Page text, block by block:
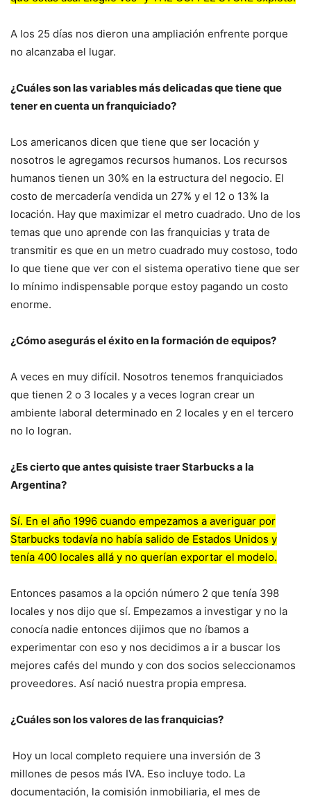
A los 25 días nos dieron una ampliación enfrente porque
no alcanzaba el lugar.
¿Cuáles son las variables más delicadas que tiene que
tener en cuenta un franquiciado?
Los americanos dicen que tiene que ser locación y
nosotros le agregamos recursos humanos. Los recursos
humanos tienen un 30% en la estructura del negocio. El
costo de mercadería vendida un 27% y el 12 o 13% la
locación. Hay que maximizar el metro cuadrado. Uno de los
temas que uno aprende con las franquicias y trata de
transmitir es que en un metro cuadrado muy costoso, todo
lo que tiene que ver con el sistema operativo tiene que ser
lo mínimo indispensable porque estoy pagando un costo
enorme.
¿Cómo asegurás el éxito en la formación de equipos?
A veces en muy difícil. Nosotros tenemos franquiciados
que tienen 2 o 3 locales y a veces logran crear un
ambiente laboral determinado en 2 locales y en el tercero
no lo logran.
¿Es cierto que antes quisiste traer Starbucks a la
Argentina?
Sí. En el año 1996 cuando empezamos a averiguar por
Starbucks todavía no había salido de Estados Unidos y
tenía 400 locales allá y no querían exportar el modelo.
Entonces pasamos a la opción número 2 que tenía 398
locales y nos dijo que sí. Empezamos a investigar y no la
conocía nadie entonces dijimos que no íbamos a
experimentar con eso y nos decidimos a ir a buscar los
mejores cafés del mundo y con dos socios seleccionamos
proveedores. Así nació nuestra propia empresa.
¿Cuáles son los valores de las franquicias?
Hoy un local completo requiere una inversión de 3
millones de pesos más IVA. Eso incluye todo. La
documentación, la comisión inmobiliaria, el mes de